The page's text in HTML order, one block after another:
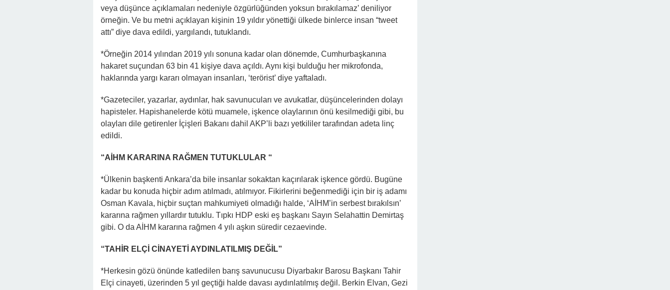
veya düşünce açıklamaları nedeniyle özgürlüğünden yoksun bırakılamaz’ deniliyor
örneğin. Ve bu metni açıklayan kişinin 19 yıldır yönettiği ülkede binlerce insan “tweet
attı” diye dava edildi, yargılandı, tutuklandı.
*Örneğin 2014 yılından 2019 yılı sonuna kadar olan dönemde, Cumhurbaşkanına
hakaret suçundan 63 bin 41 kişiye dava açıldı. Aynı kişi bulduğu her mikrofonda,
haklarında yargı kararı olmayan insanları, ‘terörist’ diye yaftaladı.
*Gazeteciler, yazarlar, aydınlar, hak savunucuları ve avukatlar, düşüncelerinden dolayı
hapisteler. Hapishanelerde kötü muamele, işkence olaylarının önü kesilmediği gibi, bu
olayları dile getirenler İçişleri Bakanı dahil AKP’li bazı yetkililer tarafından adeta linç
edildi.
“AİHM KARARINA RAĞMEN TUTUKLULAR “
*Ülkenin başkenti Ankara’da bile insanlar sokaktan kaçırılarak işkence gördü. Bugüne
kadar bu konuda hiçbir adım atılmadı, atılmıyor. Fikirlerini beğenmediği için bir iş adamı
Osman Kavala, hiçbir suçtan mahkumiyeti olmadığı halde, ‘AİHM’in serbest bırakılsın’
kararına rağmen yıllardır tutuklu. Tıpkı HDP eski eş başkanı Sayın Selahattin Demirtaş
gibi. O da AİHM kararına rağmen 4 yılı aşkın süredir cezaevinde.
“TAHİR ELÇİ CİNAYETİ AYDINLATILMIŞ DEĞİL”
*Herkesin gözü önünde katledilen barış savunucusu Diyarbakır Barosu Başkanı Tahir
Elçi cinayeti, üzerinden 5 yıl geçtiği halde davası aydınlatılmış değil. Berkin Elvan, Gezi